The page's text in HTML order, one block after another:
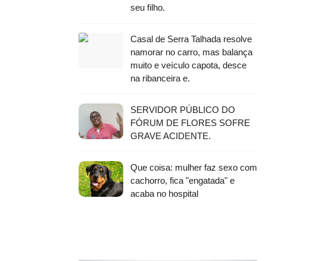
seu filho.
Casal de Serra Talhada resolve
namorar no carro, mas balança
muito e veículo capota, desce
na ribanceira e.
SERVIDOR PÚBLICO DO
FÓRUM DE FLORES SOFRE
GRAVE ACIDENTE.
Que coisa: mulher faz sexo com
cachorro, fica "engatada" e
acaba no hospital